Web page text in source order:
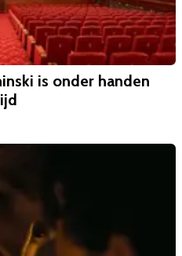
is onder handen